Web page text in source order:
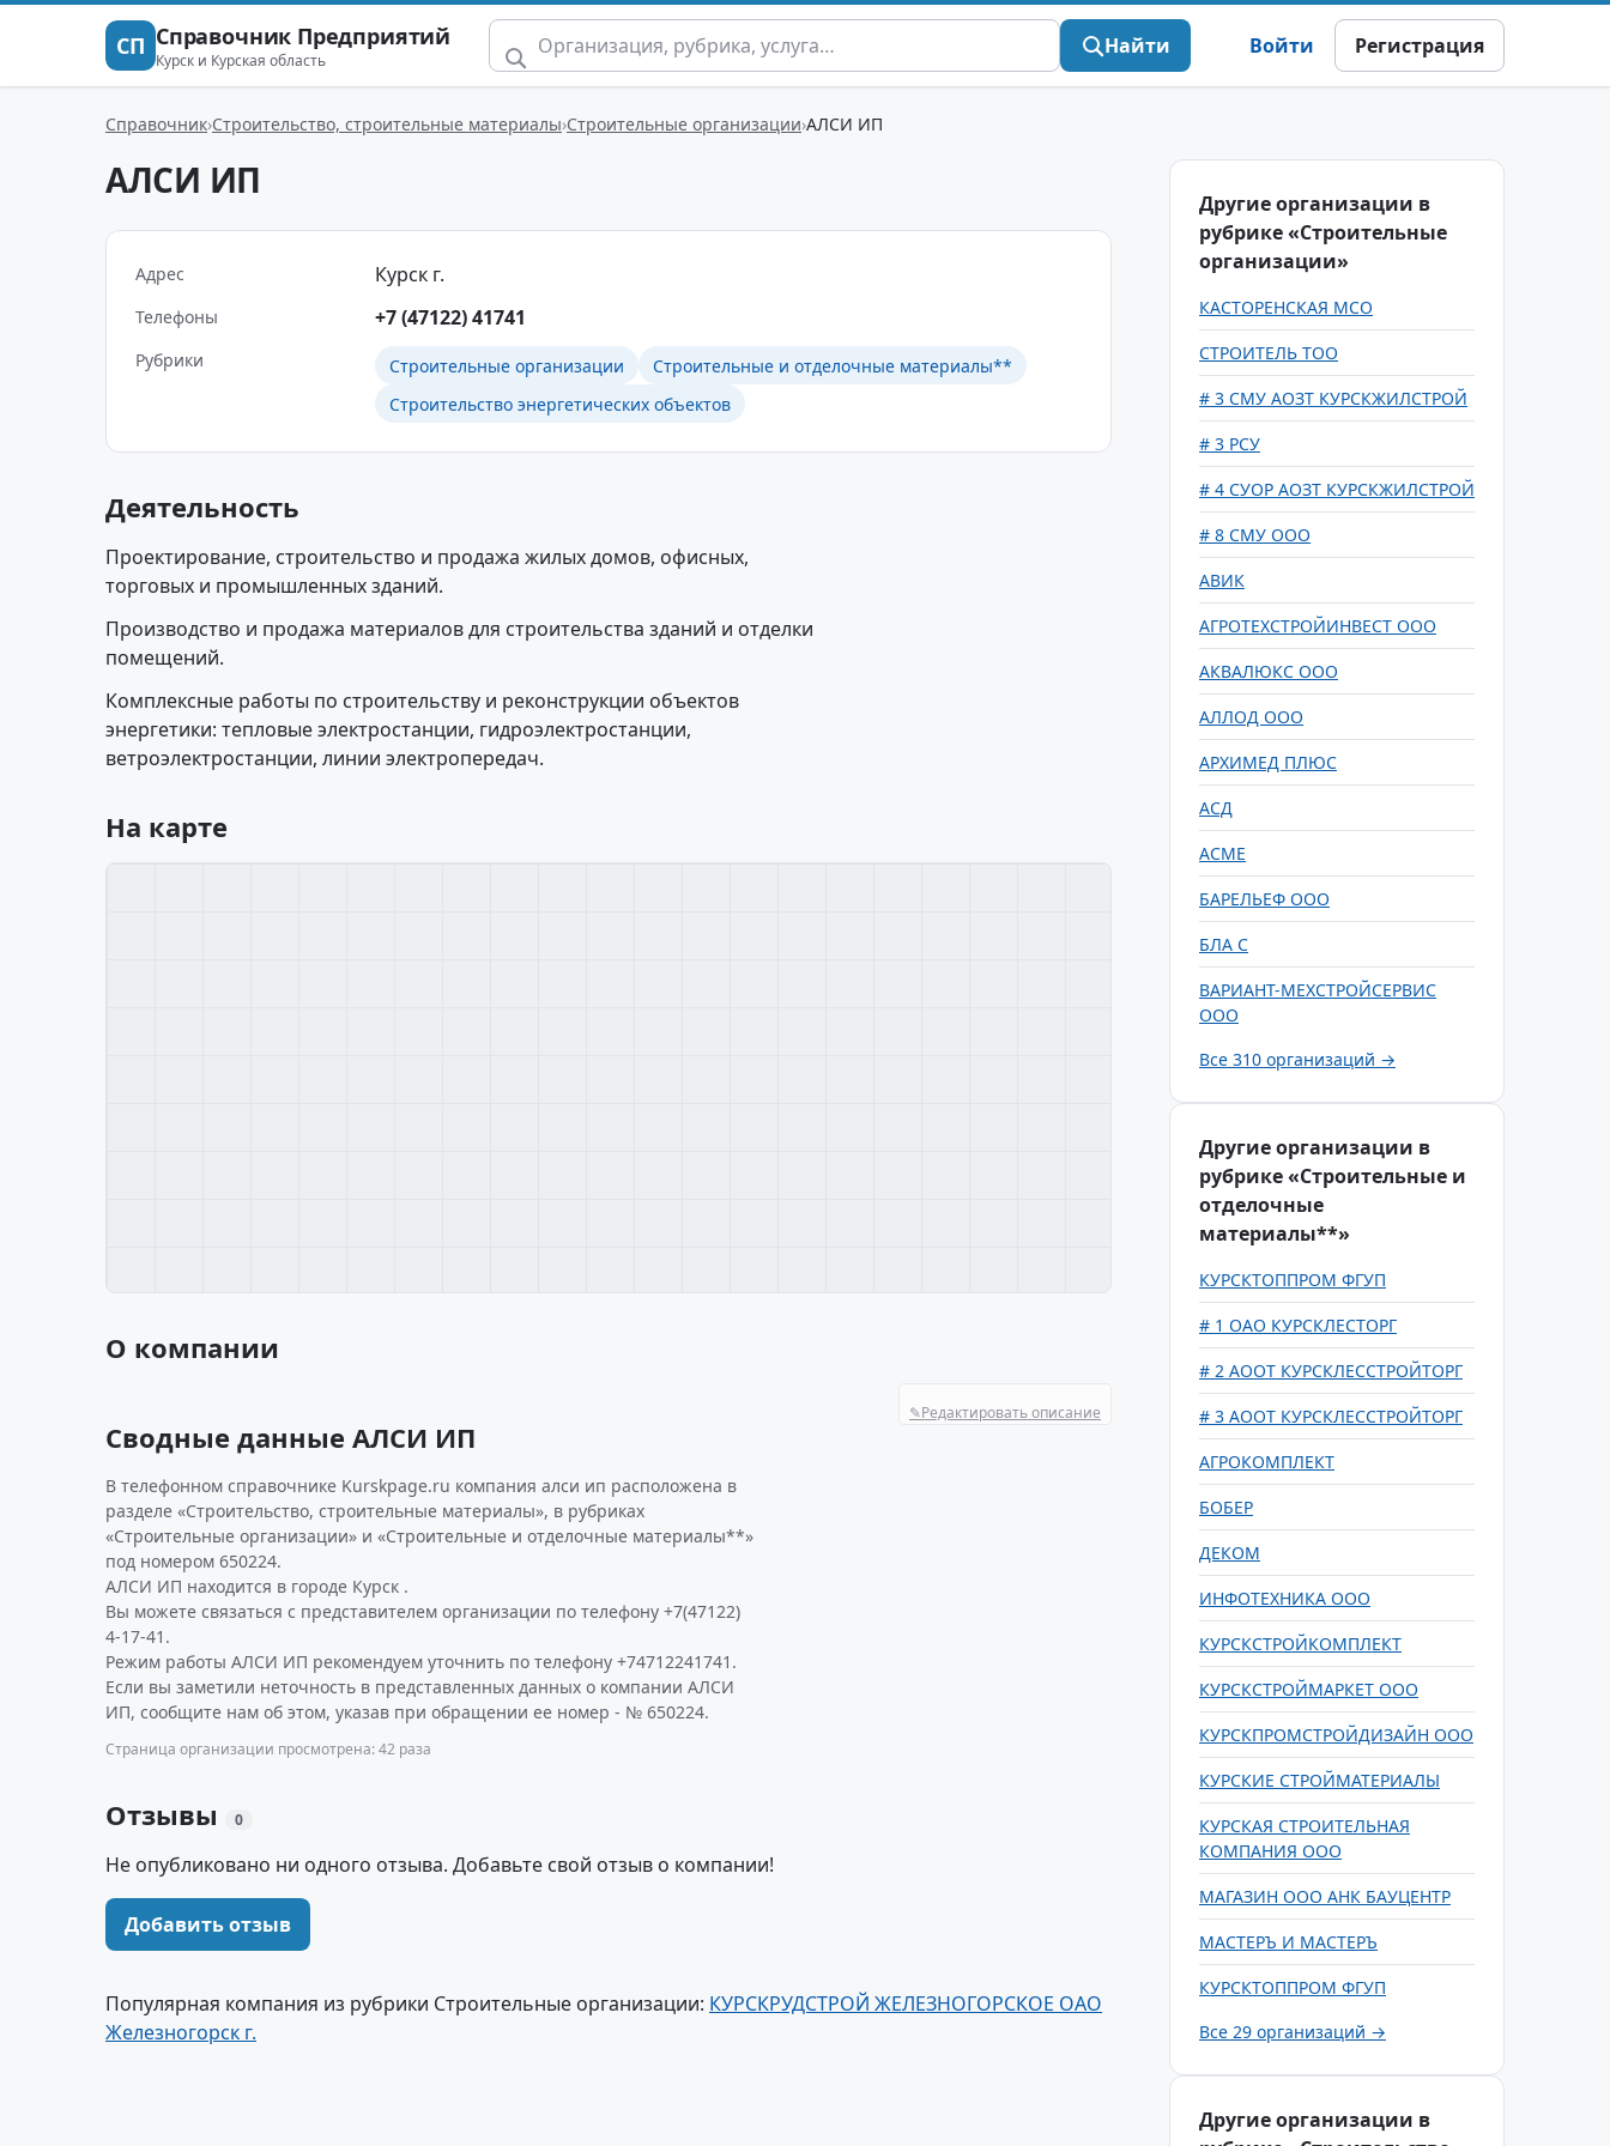
СП Справочник Предприятий
Курск и Курская область
Найти Войти Регистрация
Справочник Строительство, строительные материалы Строительные организации АЛСИ ИП
АЛСИ ИП
Адрес Курск г.
Телефоны +7 (47122) 41741
Рубрики Строительные организации
Строительные и отделочные материалы**
Строительство энергетических объектов
Деятельность
Проектирование, строительство и продажа жилых домов, офисных,
торговых и промышленных зданий.
Производство и продажа материалов для строительства зданий и отделки
помещений.
Комплексные работы по строительству и реконструкции объектов
энергетики: тепловые электростанции, гидроэлектростанции,
ветроэлектростанции, линии электропередач.
На карте
О компании
✎Редактировать описание
Сводные данные АЛСИ ИП
В телефонном справочнике Kurskpage.ru компания алси ип расположена в
разделе «Строительство, строительные материалы», в рубриках
«Строительные организации» и «Строительные и отделочные материалы**»
под номером 650224.
АЛСИ ИП находится в городе Курск .
Вы можете связаться с представителем организации по телефону +7(47122)
4-17-41.
Режим работы АЛСИ ИП рекомендуем уточнить по телефону +74712241741.
Если вы заметили неточность в представленных данных о компании АЛСИ
ИП, сообщите нам об этом, указав при обращении ее номер - № 650224.
Страница организации просмотрена: 42 раза
Отзывы 0
Не опубликовано ни одного отзыва. Добавьте свой отзыв о компании!
Добавить отзыв
Популярная компания из рубрики Строительные организации: КУРСКРУДСТРОЙ ЖЕЛЕЗНОГОРСКОЕ ОАО
Железногорск г.
Другие организации в
рубрике «Строительные
организации»
КАСТОРЕНСКАЯ МСО
СТРОИТЕЛЬ ТОО
# 3 СМУ АОЗТ КУРСКЖИЛСТРОЙ
# 3 РСУ
# 4 СУОР АОЗТ КУРСКЖИЛСТРОЙ
# 8 СМУ ООО
АВИК
АГРОТЕХСТРОЙИНВЕСТ ООО
АКВАЛЮКС ООО
АЛЛОД ООО
АРХИМЕД ПЛЮС
АСД
АСМЕ
БАРЕЛЬЕФ ООО
БЛА С
ВАРИАНТ-МЕХСТРОЙСЕРВИС
ООО
Все 310 организаций →
Другие организации в
рубрике «Строительные и
отделочные
материалы**»
КУРСКТОППРОМ ФГУП
# 1 ОАО КУРСКЛЕСТОРГ
# 2 АООТ КУРСКЛЕССТРОЙТОРГ
# 3 АООТ КУРСКЛЕССТРОЙТОРГ
АГРОКОМПЛЕКТ
БОБЕР
ДЕКОМ
ИНФОТЕХНИКА ООО
КУРСКСТРОЙКОМПЛЕКТ
КУРСКСТРОЙМАРКЕТ ООО
КУРСКПРОМСТРОЙДИЗАЙН ООО
КУРСКИЕ СТРОЙМАТЕРИАЛЫ
КУРСКАЯ СТРОИТЕЛЬНАЯ
КОМПАНИЯ ООО
МАГАЗИН ООО АНК БАУЦЕНТР
МАСТЕРЪ И МАСТЕРЪ
КУРСКТОППРОМ ФГУП
Все 29 организаций →
Другие организации в